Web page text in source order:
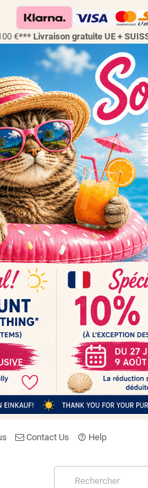
€*** Livraison gratuite UE +
Contact Us help_outline Help